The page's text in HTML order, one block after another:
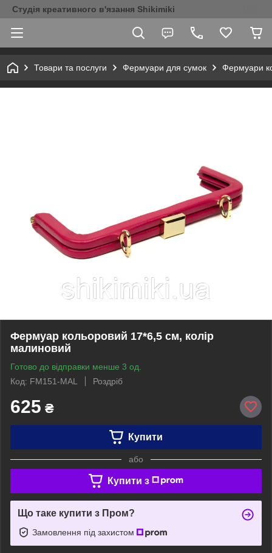
Студія креативного в'язання Shikimiki
Товари та послуги Фермуари для сумок Фермуари
Фермуар кольоровий 17*6,5 см, колір
малиновий
Готово до відправки менше 3 од.
Код: FM151-MAL
Роздріб
625 ₴
Купити
або
Купити з
Що таке купити з Пром?
Замовлення під захистом